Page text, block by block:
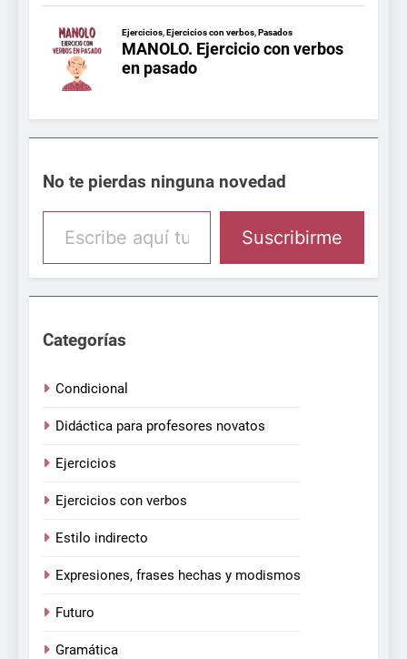
No te pierdas ninguna novedad
Escribe aquí tu email
Suscribirme
Categorías
Condicional
Didáctica para profesores novatos
Ejercicios
Ejercicios con verbos
Estilo indirecto
Expresiones, frases hechas y modismos
Futuro
Gramática